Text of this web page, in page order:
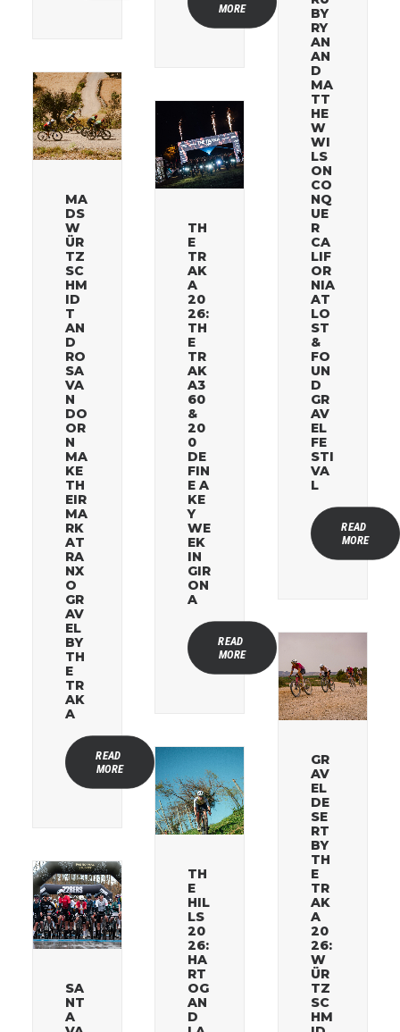
MORE
BY
RY
AN
AN
D
MA
TT
HE
W
WI
LS
ON
CO
NQ
UE
R
CA
LIF
OR
NIA
AT
LO
ST
&
FO
UN
D
GR
AV
EL
FE
STI
VA
L
READ
MORE
MA
DS
W
ÜR
TZ
SC
HM
ID
T
AN
D
RO
SA
VA
N
DO
OR
N
MA
KE
TH
EIR
MA
RK
AT
RA
NX
O
GR
AV
EL
BY
TH
E
TR
AK
A
READ
MORE
TH
E
TR
AK
A
20
26:
TH
E
TR
AK
A3
60
&
20
0
DE
FIN
E A
KE
Y
WE
EK
IN
GIR
ON
A
READ
MORE
GR
AV
EL
DE
SE
RT
BY
TH
E
TR
AK
A
20
26:
W
ÜR
TZ
SC
HM
TH
E
HIL
LS
20
26:
HA
RT
OG
AN
D
SA
NT
A